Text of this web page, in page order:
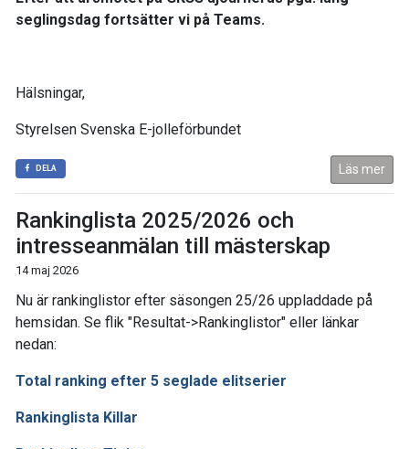
seglingsdag fortsätter vi på Teams.
Hälsningar,
Styrelsen Svenska E-jolleförbundet
DELA Läs mer
Rankinglista 2025/2026 och
intresseanmälan till mästerskap
14 maj 2026
Nu är rankinglistor efter säsongen 25/26 uppladdade på
hemsidan. Se flik "Resultat->Rankinglistor" eller länkar
nedan:
Total ranking efter 5 seglade elitserier
Rankinglista Killar